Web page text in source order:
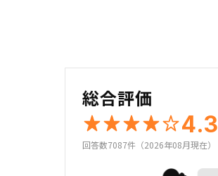
総合評価
4.3
回答数7087件（2026年08月現在）